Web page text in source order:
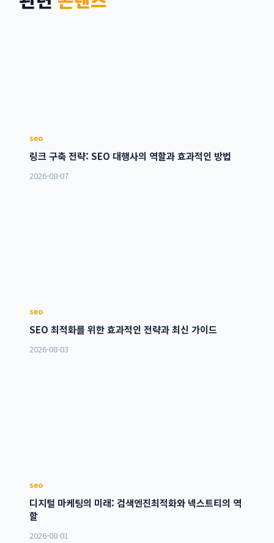
seo
링크 구축 전략: SEO 대행사의 역할과 효과적인 방법
2026-08-07
seo
SEO 최적화를 위한 효과적인 전략과 최신 가이드
2026-08-03
seo
디지털 마케팅의 미래: 검색엔진최적화와 넥스트티의 역
할
2026-08-01